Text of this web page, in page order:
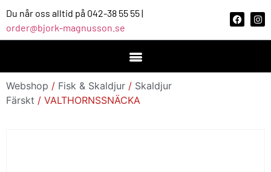
Du når oss alltid på 042-38 55 55 |
order@bjork-magnusson.se
Webshop / Fisk & Skaldjur / Skaldjur
Färskt / VALTHORNSSNÄCKA